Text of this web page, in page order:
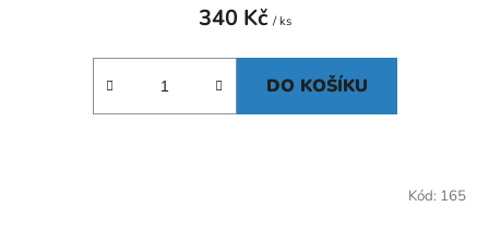
340 Kč / ks
DO KOŠÍKU
Kód: 165